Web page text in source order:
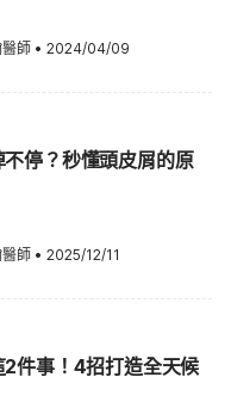
師 • 2024/04/09
停？秒懂頭皮屑的原
師 • 2025/12/11
2件事！4招打造全天候